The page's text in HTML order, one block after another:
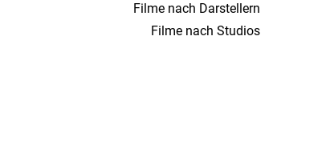
Filme nach Darstellern
Filme nach Studios